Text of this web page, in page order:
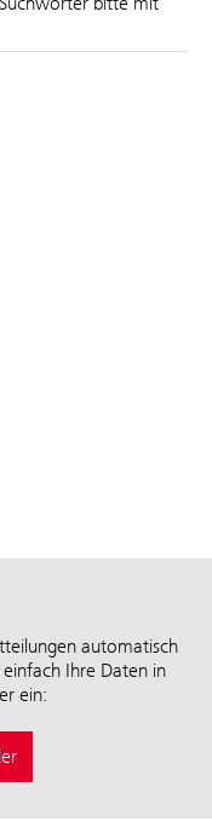
automatisch
Ihre Daten in
ein: